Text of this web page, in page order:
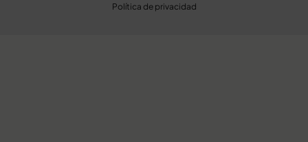
Política de privacidad